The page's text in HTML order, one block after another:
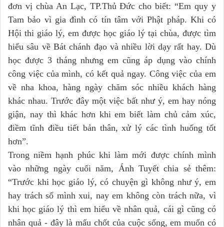
đơn vị chùa An Lạc, TP.Thủ Đức cho biết: “Em quy y
Tam bảo vì gia đình có tín tâm với Phật pháp. Khi có
Hội thi giáo lý, em được học giáo lý tại chùa, được tìm
hiểu sâu về Bát chánh đạo và nhiều lời dạy rất hay. Dù
học được 3 tháng nhưng em cũng áp dụng vào chính
công việc của mình, có kết quả ngay. Công việc của em
về nha khoa, hàng ngày chăm sóc nhiều khách hàng
khác nhau. Trước đây một việc bất như ý, em hay nóng
giận, nay thì khác hơn khi em biết làm chủ cảm xúc,
điềm tĩnh điều tiết bản thân, xử lý các tình huống tốt
hơn”.
Trong niềm hạnh phúc khi làm mới được chính mình
vào những ngày cuối năm, Ánh Tuyết chia sẻ thêm:
“Trước khi học giáo lý, có chuyện gì không như ý, em
hay trách số mình xui, nay em không còn trách nữa, vì
khi học giáo lý thì em hiểu về nhân quả, cái gì cũng có
nhân quả - đây là mấu chốt của cuộc sống, em muốn có